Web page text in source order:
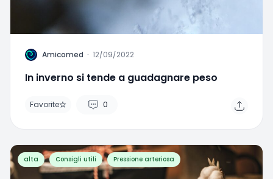
A Amicomed · 12/09/2022
In inverno si tende a guadagnare peso
Favorite 0
alta Consigli utili Pressione arteriosa